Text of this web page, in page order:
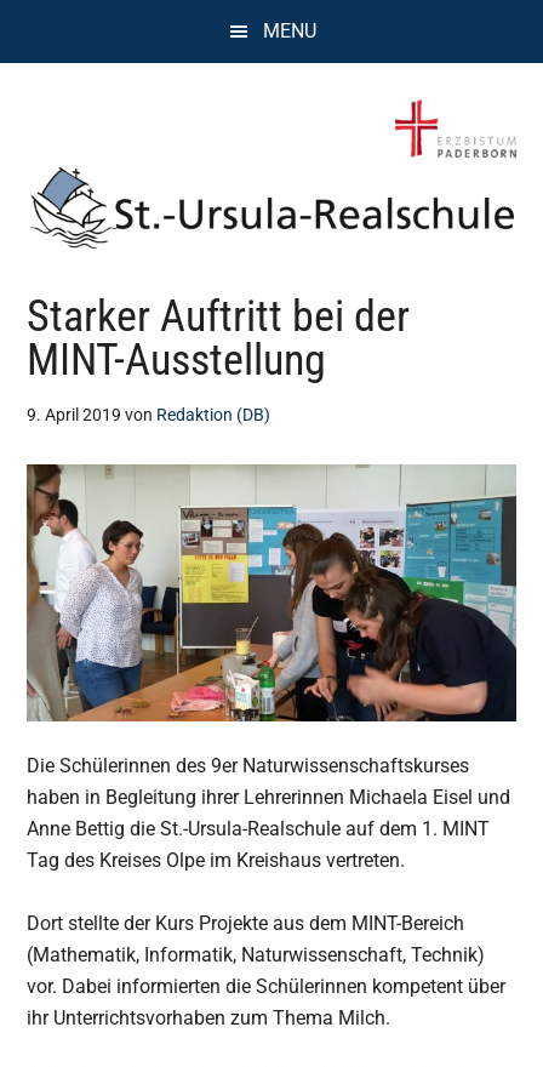
MENU
St.
Ursula
Realschule
Attendorn
Kompetenz,
Persönlichkeit,
Chancen
Starker Auftritt bei der
MINT-Ausstellung
9. April 2019 von Redaktion (DB)
Die Schülerinnen des 9er Naturwissenschaftskurses
haben in Begleitung ihrer Lehrerinnen Michaela Eisel und
Anne Bettig die St.-Ursula-Realschule auf dem 1. MINT
Tag des Kreises Olpe im Kreishaus vertreten.
Dort stellte der Kurs Projekte aus dem MINT-Bereich
(Mathematik, Informatik, Naturwissenschaft, Technik)
vor. Dabei informierten die Schülerinnen kompetent über
ihr Unterrichtsvorhaben zum Thema Milch.